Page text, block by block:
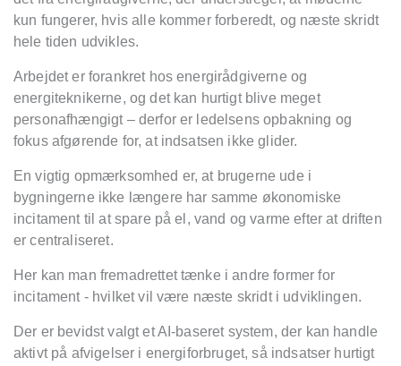
kun fungerer, hvis alle kommer forberedt, og næste skridt
hele tiden udvikles.
Arbejdet er forankret hos energirådgiverne og
energiteknikerne, og det kan hurtigt blive meget
personafhængigt – derfor er ledelsens opbakning og
fokus afgørende for, at indsatsen ikke glider.
En vigtig opmærksomhed er, at brugerne ude i
bygningerne ikke længere har samme økonomiske
incitament til at spare på el, vand og varme efter at driften
er centraliseret.
Her kan man fremadrettet tænke i andre former for
incitament - hvilket vil være næste skridt i udviklingen.
Der er bevidst valgt et AI-baseret system, der kan handle
aktivt på afvigelser i energiforbruget, så indsatser hurtigt